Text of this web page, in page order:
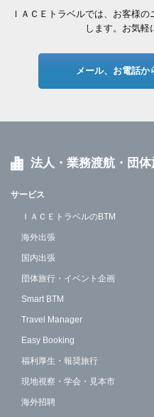
ＩＡＣＥトラベルでは、お客様
します。お気軽
メール、お電話か
法人・業務渡航・団
サービス
ＩＡＣＥトラベルのBTM
海外出張
国内出張
団体旅行・イベント企画
Smart BTM
Travel Manager
Easy Booking
福利厚生・報奨旅行
現地視察・学会・見本市
海外招聘